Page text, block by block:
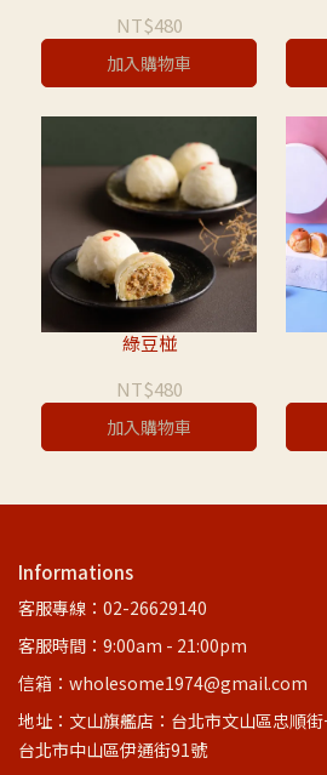
NT$480
加入購物車
綠豆椪
NT$480
加入購物車
Informations
客服專線：02-26629140
客服時間：9:00am - 21:00pm
信箱：wholesome1974@gmail.com
地址：文山旗艦店：台北市文山區忠順街
台北市中山區伊通街91號